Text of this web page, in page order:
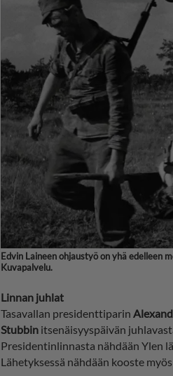
Edvin Laineen ohjaustyö on yhä edelleen
Kuvapalvelu.
Linnan juhlat
Tasavallan presidenttiparin
Stubbin itsenäisyyspäivän
Presidentinlinnasta nähdään Ylen
Lähetyksessä nähdään kooste